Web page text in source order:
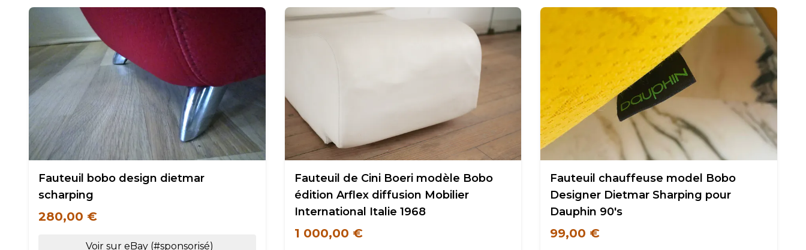
Fauteuil bobo design dietmar
scharping
280,00 €
Voir sur eBay (#sponsorisé)
Fauteuil de Cini Boeri modèle Bobo
édition Arflex diffusion Mobilier
International Italie 1968
1 000,00 €
Fauteuil chauffeuse model Bobo
Designer Dietmar Sharping pour
Dauphin 90's
99,00 €